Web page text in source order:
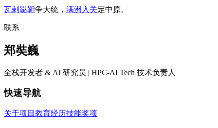
瓦剌 鞑靼争大统， 满洲入关定中原。
联系
郑奘巍
全栈开发者 & AI 研究员 | HPC-AI Tech 技术负责人
快速导航
关于项目 教育经历技能奖项